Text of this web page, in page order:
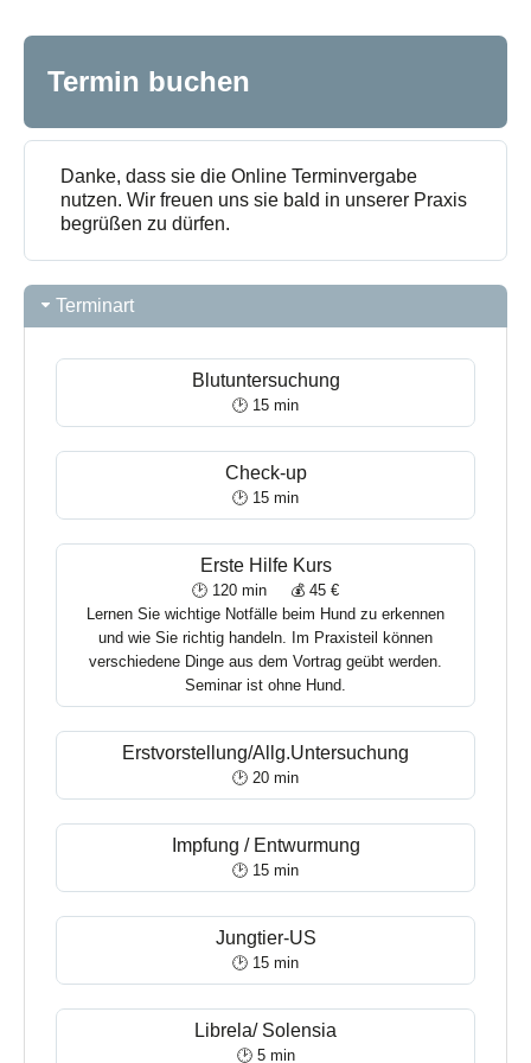
Termin buchen
Danke, dass sie die Online Terminvergabe
nutzen. Wir freuen uns sie bald in unserer Praxis
begrüßen zu dürfen.
Terminart
Blutuntersuchung
🕑 15 min
Check-up
🕑 15 min
Erste Hilfe Kurs
🕑 120 min
💰 45 €
Lernen Sie wichtige Notfälle beim Hund zu erkennen
und wie Sie richtig handeln. Im Praxisteil können
verschiedene Dinge aus dem Vortrag geübt werden.
Seminar ist ohne Hund.
Erstvorstellung/Allg.Untersuchung
🕑 20 min
Impfung / Entwurmung
🕑 15 min
Jungtier-US
🕑 15 min
Librela/ Solensia
🕑 5 min